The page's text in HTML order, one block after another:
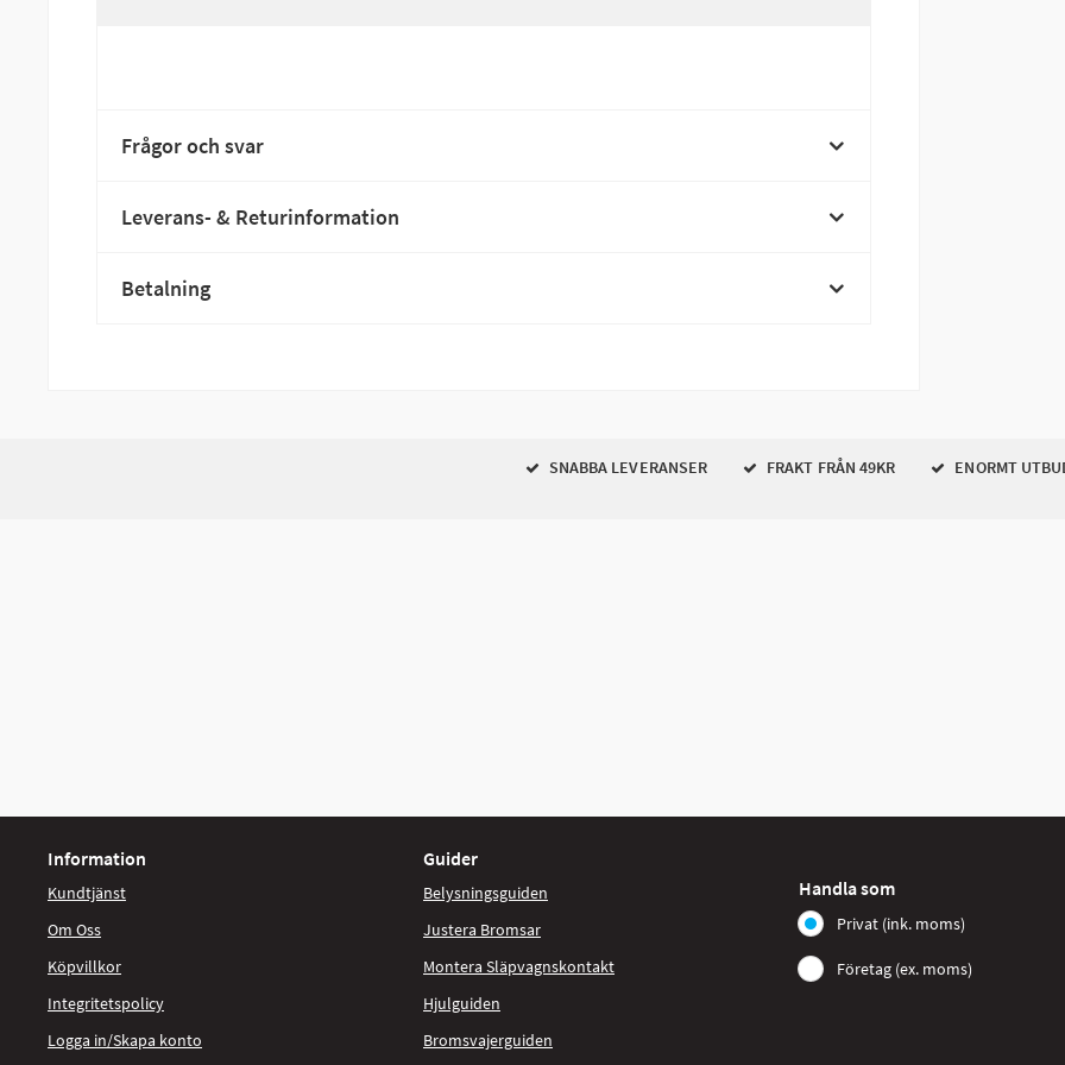
Frågor och svar
Leverans- & Returinformation
Betalning
SNABBA LEVERANSER FRAKT FRÅN 49KR ENORMT
Information
Kundtjänst
Om Oss
Köpvillkor
Integritetspolicy
Logga in/Skapa konto
Guider
Belysningsguiden
Justera Bromsar
Montera Släpvagnskontakt
Hjulguiden
Bromsvajerguiden
Handla som
Privat (ink. moms)
Företag (ex. moms)